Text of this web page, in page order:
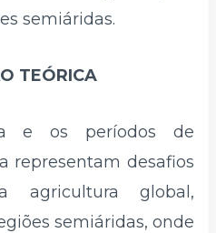
semiáridas.
TEÓRICA
e os períodos de
representam desafios
agricultura global,
semiáridas, onde